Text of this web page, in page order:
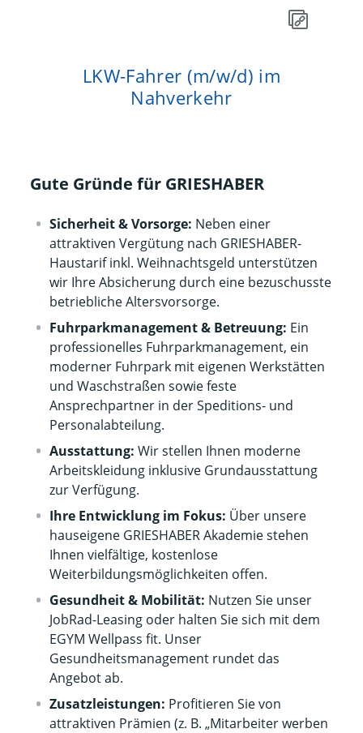
LKW-Fahrer (m/w/d) im
Nahverkehr
Gute Gründe für GRIESHABER
Sicherheit & Vorsorge: Neben einer
attraktiven Vergütung nach GRIESHABER-
Haustarif inkl. Weihnachtsgeld unterstützen
wir Ihre Absicherung durch eine bezuschusste
betriebliche Altersvorsorge.
Fuhrparkmanagement & Betreuung: Ein
professionelles Fuhrparkmanagement, ein
moderner Fuhrpark mit eigenen Werkstätten
und Waschstraßen sowie feste
Ansprechpartner in der Speditions- und
Personalabteilung.
Ausstattung:Wir stellen Ihnen moderne
Arbeitskleidung inklusive Grundausstattung
zur Verfügung.
Ihre Entwicklung im Fokus: Über unsere
hauseigene GRIESHABER Akademie stehen
Ihnen vielfältige, kostenlose
Weiterbildungsmöglichkeiten offen.
Gesundheit & Mobilität: Nutzen Sie unser
JobRad-Leasing oder halten Sie sich mit dem
EGYM Wellpass fit. Unser
Gesundheitsmanagement rundet das
Angebot ab.
Zusatzleistungen: Profitieren Sie von
attraktiven Prämien (z. B. „Mitarbeiter werben